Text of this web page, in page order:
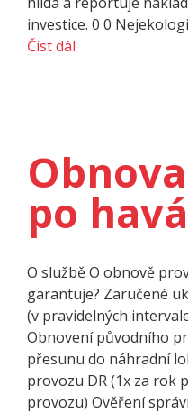
investice. 0 0
Číst dál
po
O službě O obnově
garantuje? Zaručené
(v pravidelných
Obnovení původního
přesunu do náhradní
provozu DR (1x za rok
provozu) Ověření